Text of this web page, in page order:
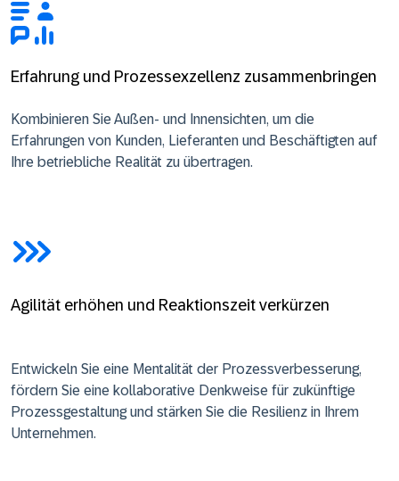
Erfahrung und Prozessexzellenz zusammenbringen
Kombinieren Sie Außen- und Innensichten, um die
Erfahrungen von Kunden, Lieferanten und Beschäftigten auf
Ihre betriebliche Realität zu übertragen.
Agilität erhöhen und Reaktionszeit verkürzen
Entwickeln Sie eine Mentalität der Prozessverbesserung,
fördern Sie eine kollaborative Denkweise für zukünftige
Prozessgestaltung und stärken Sie die Resilienz in Ihrem
Unternehmen.